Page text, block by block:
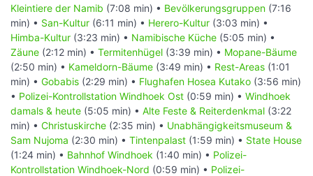
Kleintiere der Namib (7:08 min) • Bevölkerungsgruppen (7:16
min) • San-Kultur (6:11 min) • Herero-Kultur (3:03 min) •
Himba-Kultur (3:23 min) • Namibische Küche (5:05 min) •
Zäune (2:12 min) • Termitenhügel (3:39 min) • Mopane-Bäume
(2:50 min) • Kameldorn-Bäume (3:49 min) • Rest-Areas (1:01
min) • Gobabis (2:29 min) • Flughafen Hosea Kutako (3:56 min)
• Polizei-Kontrollstation Windhoek Ost (0:59 min) • Windhoek
damals & heute (5:05 min) • Alte Feste & Reiterdenkmal (3:22
min) • Christuskirche (2:35 min) • Unabhängigkeitsmuseum &
Sam Nujoma (2:30 min) • Tintenpalast (1:59 min) • State House
(1:24 min) • Bahnhof Windhoek (1:40 min) • Polizei-
Kontrollstation Windhoek-Nord (0:59 min) • Polizei-